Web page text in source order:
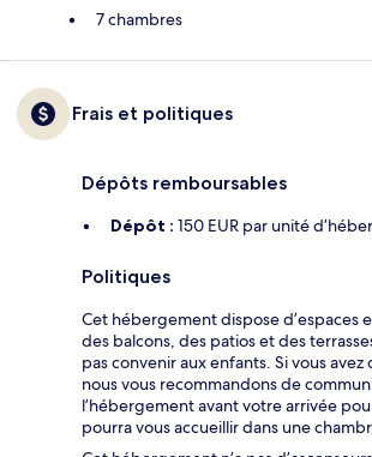
7 chambres
Frais et politiques
Dépôts remboursables
Dépôt : 150 EUR par unité
Politiques
Cet hébergement dispose d’espaces
des balcons, des patios et des
pas convenir aux enfants. Si vous
nous vous recommandons de
l’hébergement avant votre arrivée
pourra vous accueillir dans une